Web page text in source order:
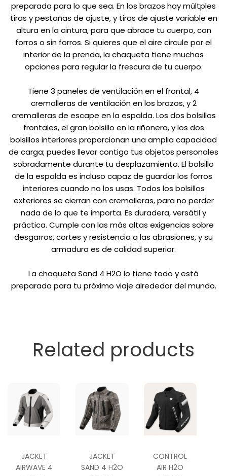
preparada para lo que sea. En los brazos hay múltples
tiras y pestañas de ajuste, y tiras de ajuste variable en
altura en la cintura, para que abrace tu cuerpo, con
forros o sin forros. Si quieres que el aire circule por el
interior de la prenda, la chaqueta tiene muchas
opciones para regular la frescura de tu cuerpo.
Tiene 3 paneles de ventilación en el frontal, 4
cremalleras de ventilación en los brazos, y 2
cremalleras de escape en la espalda. Los dos bolsillos
frontales, el gran bolsillo en la riñonera, y los dos
bolsillos interiores proporcionan una amplia capacidad
de carga; puedes llevar contigo tus objetos personales
sobradamente durante tu desplazamiento. El bolsillo
de la espalda es incluso capaz de guardar los forros
interiores cuando no los usas. Todos los bolsillos
exteriores se cierran con cremalleras, para no perder
nada de lo que te importa. Es duradera, versátil y
práctica. Cumple con las más altas exigencias sobre
desgarros, cortes y resistencia a las abrasiones, y su
armadura es de calidad superior.
La chaqueta Sand 4 H2O lo tiene todo y está
preparada para tu próximo viaje alrededor del mundo.
Related products
JACKET
AIRWAVE 4
JACKET
SAND 4 H2O
CONTROL
AIR H2O